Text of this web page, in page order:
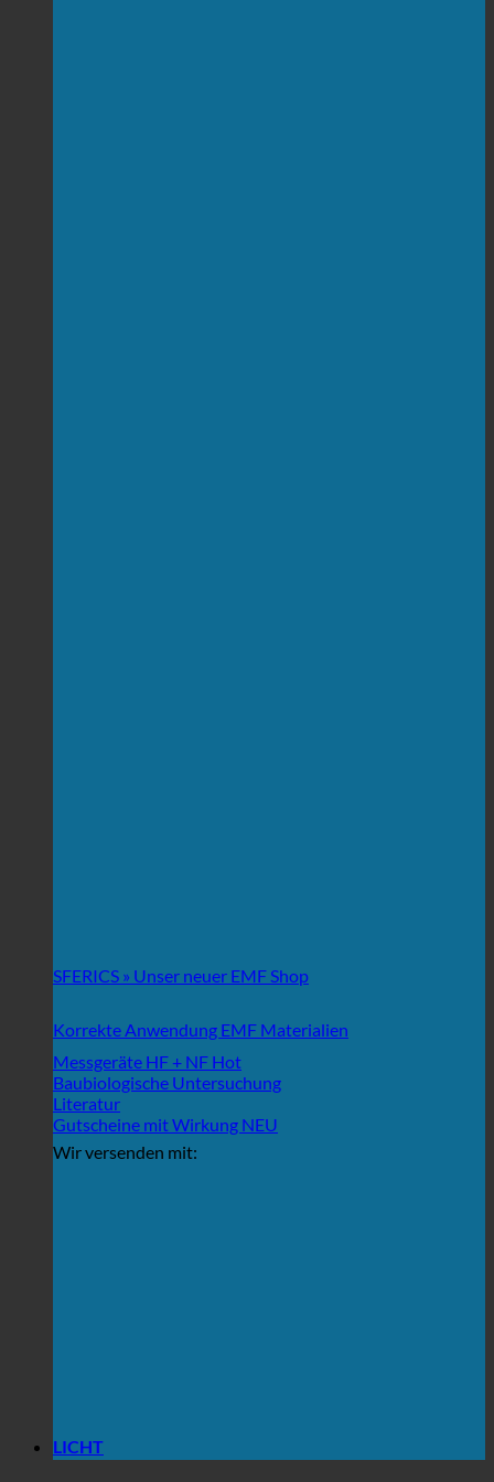
SFERICS » Unser neuer EMF Shop
Korrekte Anwendung EMF Materialien
Messgeräte HF + NF
Baubiologische Untersuchung
Literatur
Gutscheine mit Wirkung
Wir versenden mit:
LICHT